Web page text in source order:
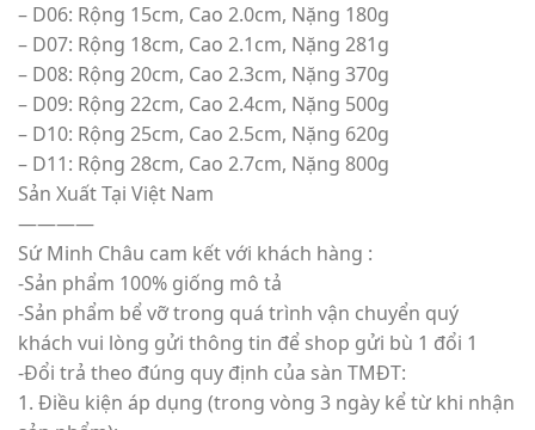
– D06: Rộng 15cm, Cao 2.0cm, Nặng 180g
– D07: Rộng 18cm, Cao 2.1cm, Nặng 281g
– D08: Rộng 20cm, Cao 2.3cm, Nặng 370g
– D09: Rộng 22cm, Cao 2.4cm, Nặng 500g
– D10: Rộng 25cm, Cao 2.5cm, Nặng 620g
– D11: Rộng 28cm, Cao 2.7cm, Nặng 800g
Sản Xuất Tại Việt Nam
————
Sứ Minh Châu cam kết với khách hàng :
-Sản phẩm 100% giống mô tả
-Sản phẩm bể vỡ trong quá trình vận chuyển quý
khách vui lòng gửi thông tin để shop gửi bù 1 đổi 1
-Đổi trả theo đúng quy định của sàn TMĐT:
1. Điều kiện áp dụng (trong vòng 3 ngày kể từ khi nhận